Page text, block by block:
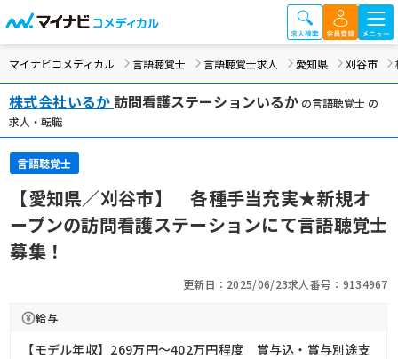
マイナビコメディカル 言語聴覚士 言語聴覚士求人 愛知県 刈谷市
株式会社いるか 訪問看護ステーションいるか の言語聴覚士 の
求人・転職
言語聴覚士
【愛知県／刈谷市】 各種手当充実★新規オ
ープンの訪問看護ステーションにて言語聴覚士
募集！
更新日：2025/06/23求人番号：9134967
給与
【モデル年収】269万円〜402万円程度 賞与込・賞与別途支